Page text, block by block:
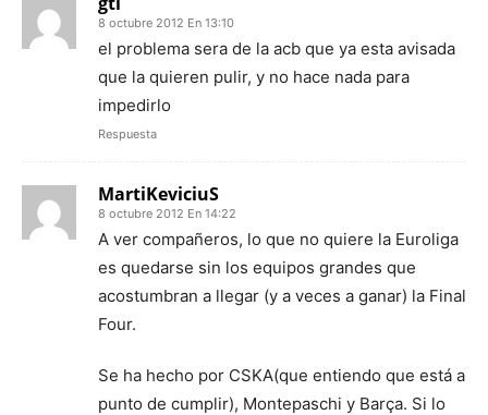
8 octubre 2012 En 13:10
el problema sera de la acb que ya esta avisada
que la quieren pulir, y no hace nada para
impedirlo
Respuesta
MartiKeviciuS
8 octubre 2012 En 14:22
A ver compañeros, lo que no quiere la Euroliga
es quedarse sin los equipos grandes que
acostumbran a llegar (y a veces a ganar) la Final
Four.
Se ha hecho por CSKA(que entiendo que está a
punto de cumplir), Montepaschi y Barça. Si lo